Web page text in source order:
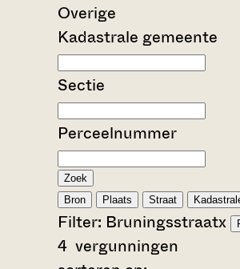
Overige
Kadastrale gemeente
Sectie
Perceelnummer
Zoek
Bron
Plaats Straat
Filter: Bruningsstraatx
4 vergunningen